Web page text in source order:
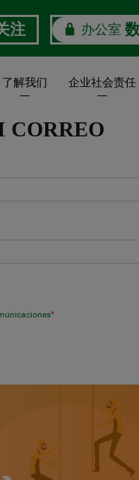
注 办公室
了解我们 企业社会责任
CORREO
*